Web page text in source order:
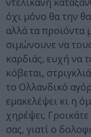
όχι μόνο θα την
αλλά τα προϊόντα
σιμώνουνε να
καρδιάς, ευχή να
κόβεται,
το Ολλανδικό
εμακελέψει κι η
χηρέψει;
σας, γιατί ο